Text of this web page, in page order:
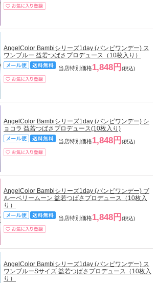
AngelColor Bambiシリーズ1day (バンビワンデー) ス
ワンブルー 益若つばさプロデュース（10枚入り）
当店特別価格1,848円 (税込)
AngelColor Bambiシリーズ1day (バンビワンデー) シ
ョコラ 益若つばさプロデュース(10枚入り)
当店特別価格1,848円 (税込)
AngelColor Bambiシリーズ1day (バンビワンデー) ブ
ルーベリームーン 益若つばさプロデュース（10枚入
り）
当店特別価格1,848円 (税込)
AngelColor Bambiシリーズ1day (バンビワンデー) ス
ワンブルーSサイズ 益若つばさプロデュース（10枚入
り）